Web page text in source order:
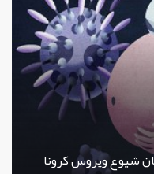
شیوع ویروس کرونا